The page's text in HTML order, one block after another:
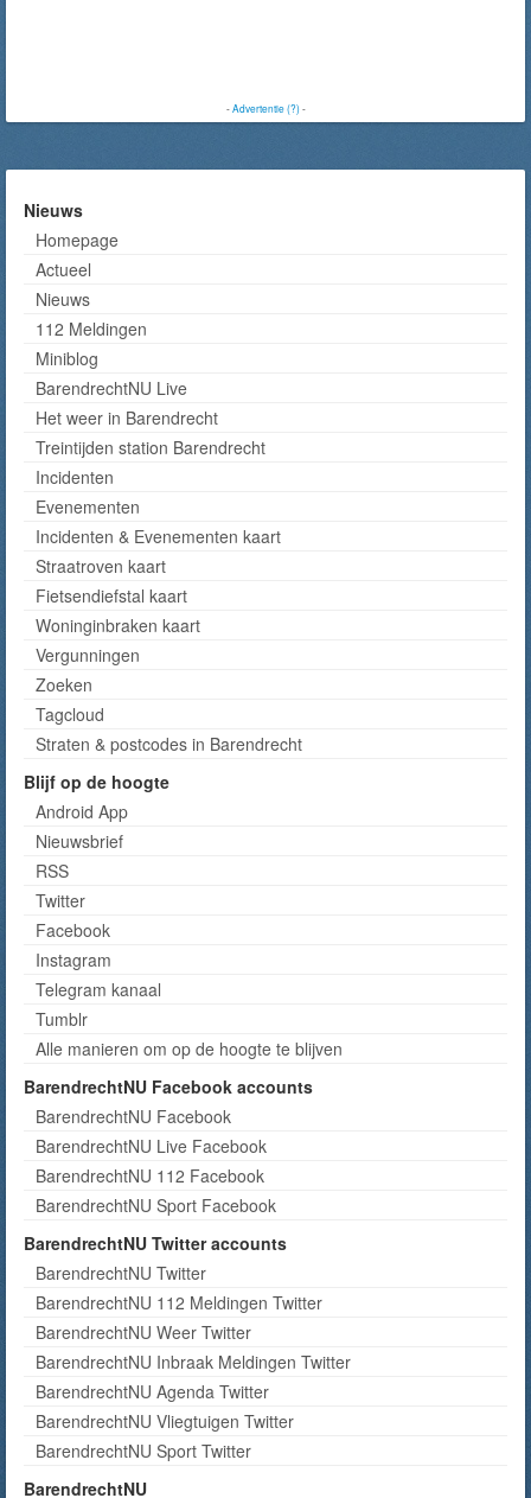
-Advertentie (?)-
Nieuws
Homepage
Actueel
Nieuws
112 Meldingen
Miniblog
BarendrechtNU Live
Het weer in Barendrecht
Treintijden station Barendrecht
Incidenten
Evenementen
Incidenten & Evenementen kaart
Straatroven kaart
Fietsendiefstal kaart
Woninginbraken kaart
Vergunningen
Zoeken
Tagcloud
Straten & postcodes in Barendrecht
Blijf op de hoogte
Android App
Nieuwsbrief
RSS
Twitter
Facebook
Instagram
Telegram kanaal
Tumblr
Alle manieren om op de hoogte te blijven
BarendrechtNU Facebook accounts
BarendrechtNU Facebook
BarendrechtNU Live Facebook
BarendrechtNU 112 Facebook
BarendrechtNU Sport Facebook
BarendrechtNU Twitter accounts
BarendrechtNU Twitter
BarendrechtNU 112 Meldingen Twitter
BarendrechtNU Weer Twitter
BarendrechtNU Inbraak Meldingen Twitter
BarendrechtNU Agenda Twitter
BarendrechtNU Vliegtuigen Twitter
BarendrechtNU Sport Twitter
BarendrechtNU